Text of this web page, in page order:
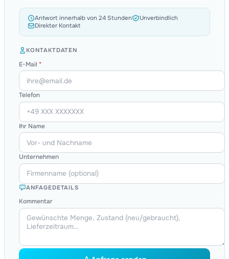
Antwort innerhalb von 24 Stunden
Unverbindlich
Direkter Kontakt
KONTAKTDATEN
E-Mail *
Telefon
Ihr Name
Unternehmen
ANFAGEDETAILS
Kommentar